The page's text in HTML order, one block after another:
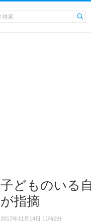
子どものいる
が指摘
2017年11月14日 11時2分